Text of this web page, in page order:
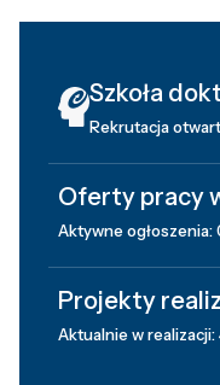
Szkoła
Rekrutacja
Oferty pracy
Aktywne ogłoszenia:
Projekty
Aktualnie w realizacji: